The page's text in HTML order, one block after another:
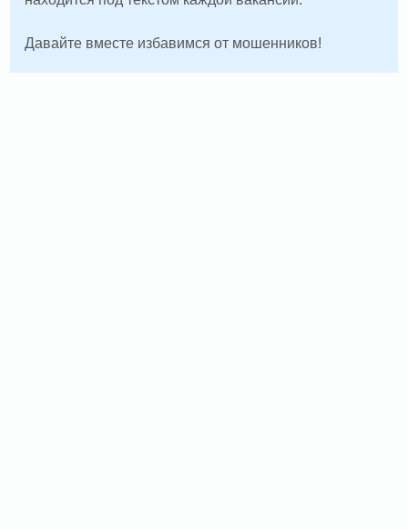
Давайте вместе избавимся от мошенников!